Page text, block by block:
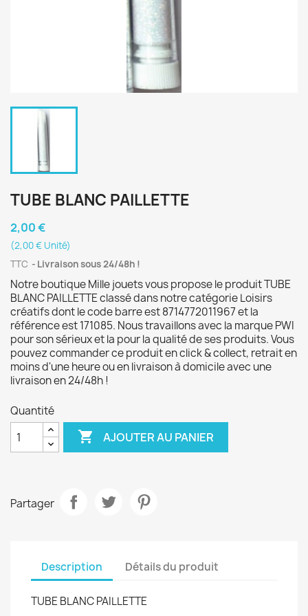
TUBE BLANC PAILLETTE
2,00 €
(2,00 € Unité)
TTC
Livraison sous 24/48h !
Notre boutique Mille jouets vous propose le produit TUBE
BLANC PAILLETTE classé dans notre catégorie Loisirs
créatifs dont le code barre est 8714772011967 et la
référence est 171085. Nous travaillons avec la marque PWI
pour son sérieux et la pour la qualité de ses produits. Vous
pouvez commander ce produit en click & collect, retrait en
moins d'une heure ou en livraison à domicile avec une
livraison en 24/48h !
Quantité
 AJOUTER AU PANIER
Partager
Description Détails du produit
TUBE BLANC PAILLETTE